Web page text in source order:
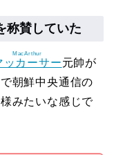
称賛していた
ッカーサー
MacArthur
元帥が
朝鮮中央通信の
みたいな感じで